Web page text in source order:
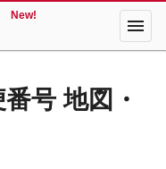
New! menu
号 地図・